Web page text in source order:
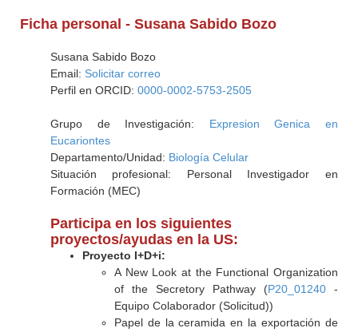
Ficha personal - Susana Sabido Bozo
Susana Sabido Bozo
Email: Solicitar correo
Perfil en ORCID: 0000-0002-5753-2505
Grupo de Investigación: Expresion Genica en
Eucariontes
Departamento/Unidad: Biología Celular
Situación profesional: Personal Investigador en
Formación (MEC)
Participa en los siguientes
proyectos/ayudas en la US:
Proyecto I+D+i:
A New Look at the Functional Organization
of the Secretory Pathway (P20_01240-
Equipo Colaborador (Solicitud))
Papel de la ceramida en la exportación de